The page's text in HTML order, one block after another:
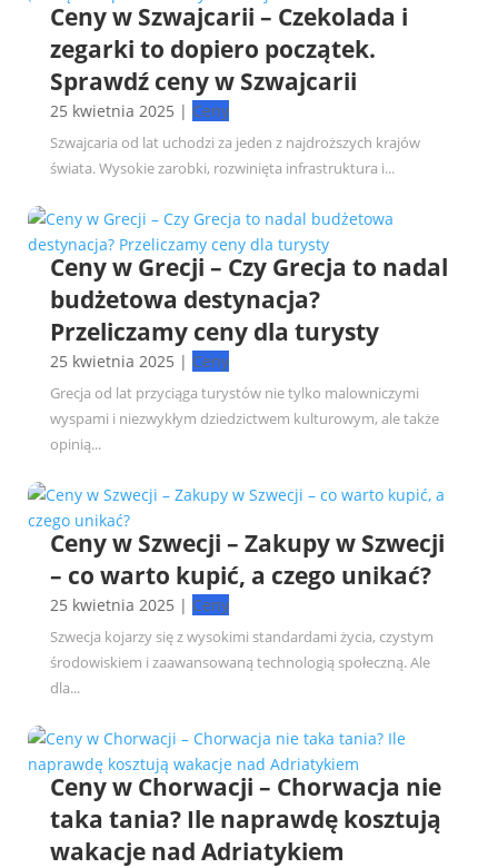
Ceny w Szwajcarii – Czekolada i
zegarki to dopiero początek.
Sprawdź ceny w Szwajcarii
25 kwietnia 2025 | Ceny
Szwajcaria od lat uchodzi za jeden z najdroższych krajów
świata. Wysokie zarobki, rozwinięta infrastruktura i...
Ceny w Grecji – Czy Grecja to nadal
budżetowa destynacja?
Przeliczamy ceny dla turysty
25 kwietnia 2025 | Ceny
Grecja od lat przyciąga turystów nie tylko malowniczymi
wyspami i niezwykłym dziedzictwem kulturowym, ale także
opinią...
Ceny w Szwecji – Zakupy w Szwecji
– co warto kupić, a czego unikać?
25 kwietnia 2025 | Ceny
Szwecja kojarzy się z wysokimi standardami życia, czystym
środowiskiem i zaawansowaną technologią społeczną. Ale
dla...
Ceny w Chorwacji – Chorwacja nie
taka tania? Ile naprawdę kosztują
wakacje nad Adriatykiem